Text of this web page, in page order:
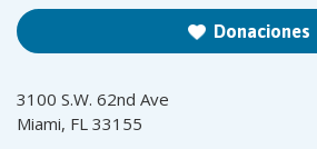
Donaciones
3100 S.W. 62nd Ave
Miami, FL 33155